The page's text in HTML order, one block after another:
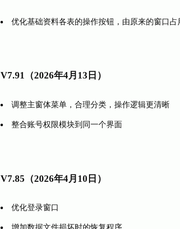
优化基础资料各表的操作按钮，由原来的窗口
V7.91（2026年4月13日）
调整主窗体菜单，合理分类，操作逻辑更清晰
整合账号权限模块到同一个界面
V7.85（2026年4月10日）
优化登录窗口